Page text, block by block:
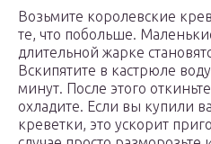
Возьмите королевские
те, что побольше.
длительной жарке
Вскипятите в кастрюле
минут. После этого
охладите. Если вы купили
креветки, это ускорит